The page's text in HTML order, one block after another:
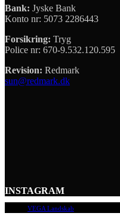
Bank: Jyske Bank
Konto nr: 5073 2286443
Forsikring: Tryg
Police nr: 670-9.532.120.595
Revision: Redmark
sun@redmark.dk
INSTAGRAM
VEGA Landskab